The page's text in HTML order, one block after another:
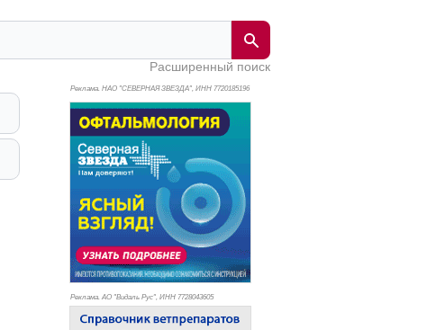
Расширенный поиск
Реклама. НАО "СЕВЕРНАЯ ЗВЕЗДА", ИНН 7720185196
Реклама. АО "Видаль Рус", ИНН 7728043605